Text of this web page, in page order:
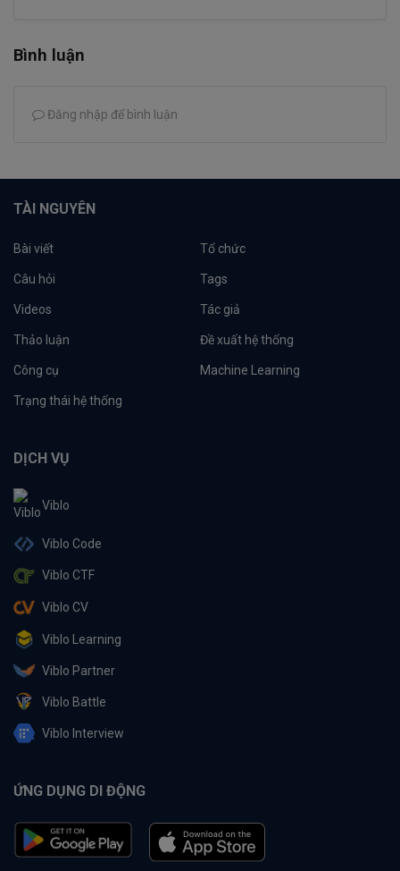
Bình luận
Đăng nhập để bình luận
TÀI NGUYÊN
Bài viết Tổ chức
Câu hỏi Tags
Videos Tác giả
Thảo luận Đề xuất hệ thống
Công cụ Machine Learning
Trạng thái hệ thống
DỊCH VỤ
Viblo
Viblo Code
Viblo CTF
Viblo CV
Viblo Learning
Viblo Partner
Viblo Battle
Viblo Interview
ỨNG DỤNG DI ĐỘNG